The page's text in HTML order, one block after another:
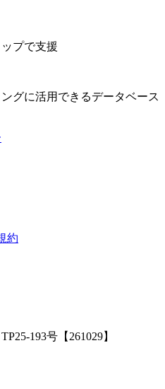
プで支援
グに活用できるデータベース
約
193号【261029】